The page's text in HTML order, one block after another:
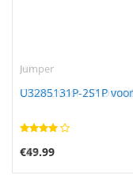
Jumper
U3285131P-2S1P
€49.99